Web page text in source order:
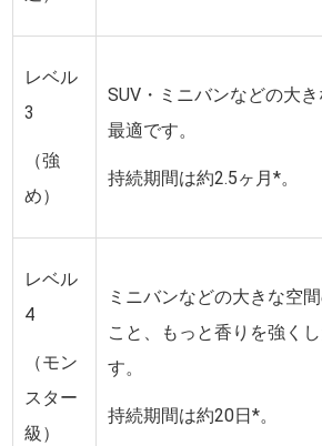
レベル
3
（強
め）
SUV・ミニバンなどの大
最適です。
持続期間は約2.5ヶ月*。
レベル
4
（モン
スター
級）
ミニバンなどの大きな空
こと、もっと香りを強く
す。
持続期間は約20日*。